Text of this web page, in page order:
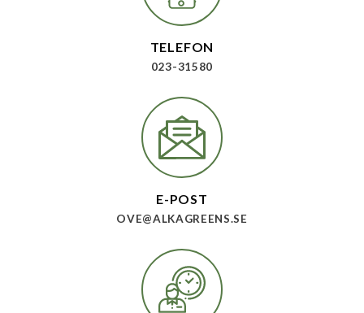
TELEFON
023-31580
E-POST
OVE@ALKAGREENS.SE